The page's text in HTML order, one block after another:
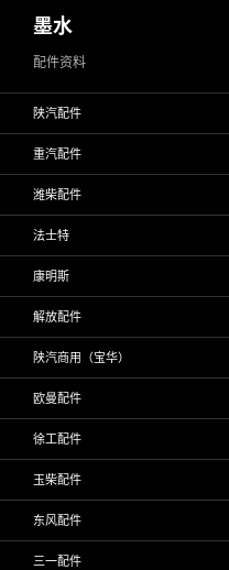
至
墨水
配件资料
陕汽配件
重汽配件
潍柴配件
法士特
康明斯
解放配件
陕汽商用（宝华）
欧曼配件
徐工配件
玉柴配件
东风配件
三一配件